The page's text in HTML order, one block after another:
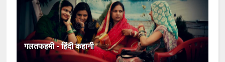
गलतफहमी - हिंदी कहानी